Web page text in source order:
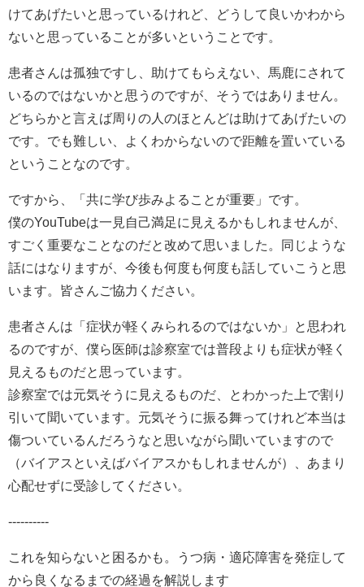
けてあげたいと思っているけれど、どうして良いかわから
ないと思っていることが多いということです。
患者さんは孤独ですし、助けてもらえない、馬鹿にされて
いるのではないかと思うのですが、そうではありません。
どちらかと言えば周りの人のほとんどは助けてあげたいの
です。でも難しい、よくわからないので距離を置いている
ということなのです。
ですから、「共に学び歩みよることが重要」です。
僕のYouTubeは一見自己満足に見えるかもしれませんが、
すごく重要なことなのだと改めて思いました。同じような
話にはなりますが、今後も何度も何度も話していこうと思
います。皆さんご協力ください。
患者さんは「症状が軽くみられるのではないか」と思われ
るのですが、僕ら医師は診察室では普段よりも症状が軽く
見えるものだと思っています。
診察室では元気そうに見えるものだ、とわかった上で割り
引いて聞いています。元気そうに振る舞ってけれど本当は
傷ついているんだろうなと思いながら聞いていますので
（バイアスといえばバイアスかもしれませんが）、あまり
心配せずに受診してください。
----------
これを知らないと困るかも。うつ病・適応障害を発症して
から良くなるまでの経過を解説します